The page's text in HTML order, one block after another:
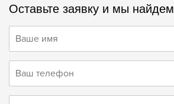
Оставьте заявку и мы